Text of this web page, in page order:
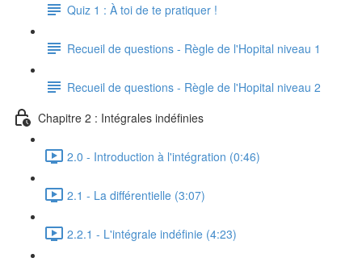
Quiz 1 : À toi de te pratiquer !
Recueil de questions - Règle de l'Hopital niveau 1
Recueil de questions - Règle de l'Hopital niveau 2
Chapitre 2 : Intégrales indéfinies
2.0 - Introduction à l'intégration (0:46)
2.1 - La différentielle (3:07)
2.2.1 - L'intégrale indéfinie (4:23)